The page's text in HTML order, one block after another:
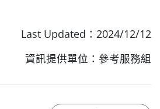
Last Updated：2024/12/12
資訊提供單位：參考服務組